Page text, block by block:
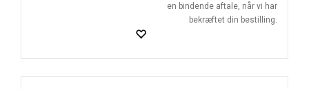
en bindende aftale, når vi har
bekræftet din bestilling.